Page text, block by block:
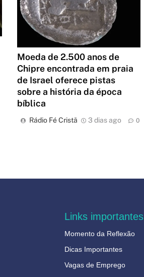
Moeda de 2.500 anos de
Chipre encontrada em praia
de Israel oferece pistas
sobre a história da época
bíblica
Rádio Fé Cristã 3 dias ago 0
Links importantes
Momento da Reflexão
Dicas Importantes
Vagas de Emprego